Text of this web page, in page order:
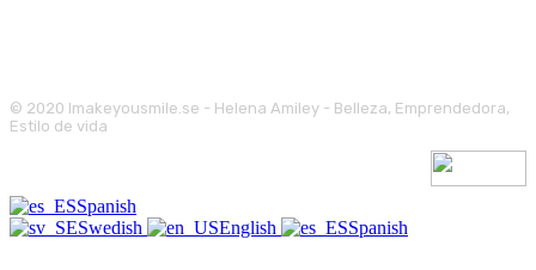
© 2020 Imakeyousmile.se - Helena Amiley - Belleza, Emprendedora,
Estilo de vida
Spanish
Swedish
English Spanish